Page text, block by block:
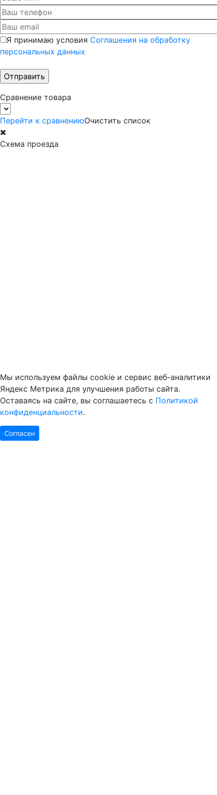
Я принимаю условия Соглашения на обработку
персональных данных
Сравнение товара
Перейти к сравнениюОчистить список
Схема проезда
Мы используем файлы cookie и сервис веб-аналитики
Яндекс Метрика для улучшения работы сайта.
Оставаясь на сайте, вы соглашаетесь с Политикой
конфиденциальности.
Согласен